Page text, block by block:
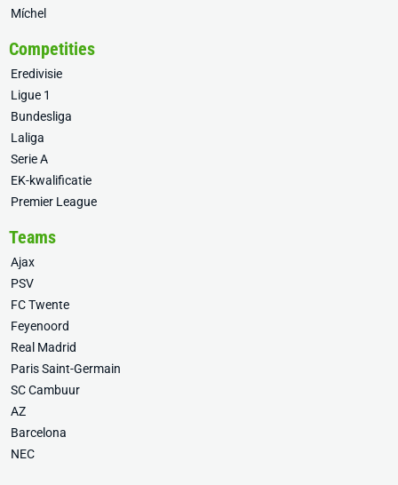
Míchel
Competities
Eredivisie
Ligue 1
Bundesliga
Laliga
Serie A
EK-kwalificatie
Premier League
Teams
Ajax
PSV
FC Twente
Feyenoord
Real Madrid
Paris Saint-Germain
SC Cambuur
AZ
Barcelona
NEC